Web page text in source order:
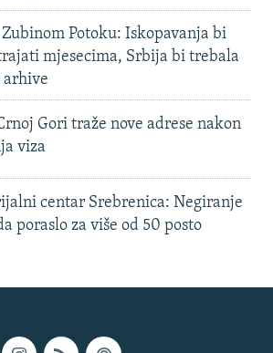
Potoku: Iskopavanja bi
mjesecima, Srbija bi trebala
Gori traže nove adrese nakon
viza
centar Srebrenica: Negiranje
poraslo za više od 50 posto